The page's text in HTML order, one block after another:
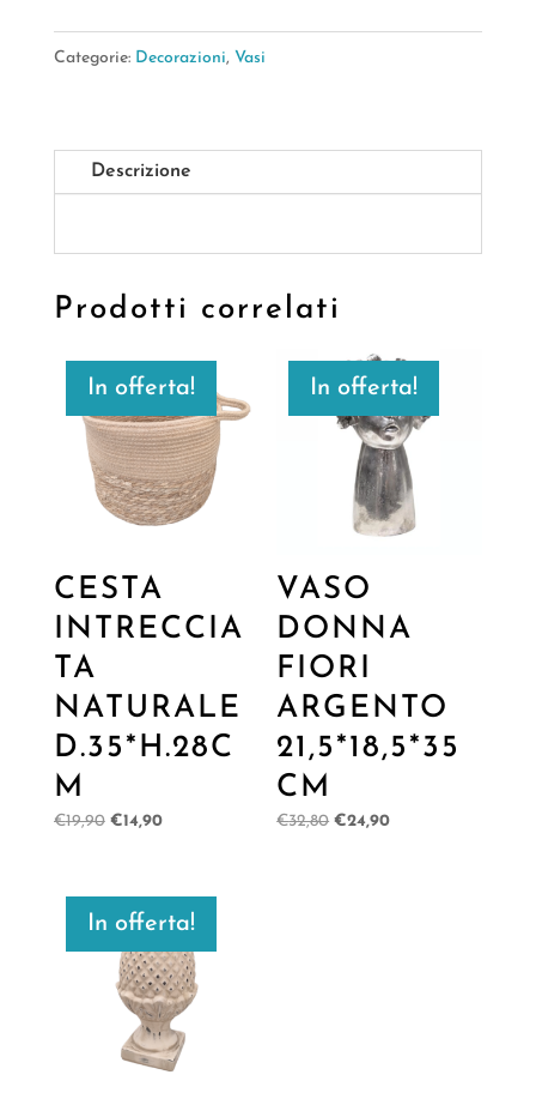
Categorie: Decorazioni, Vasi
Descrizione
Prodotti correlati
In offerta!
CESTA
INTRECCIA
TA
NATURALE
D.35*H.28C
M
€19,90 Il
€19,90.
€14,90Il
€14,90.
In offerta!
VASO
DONNA
FIORI
ARGENTO
21,5*18,5*35
CM
€32,80 Il
€24,90Il
In offerta!